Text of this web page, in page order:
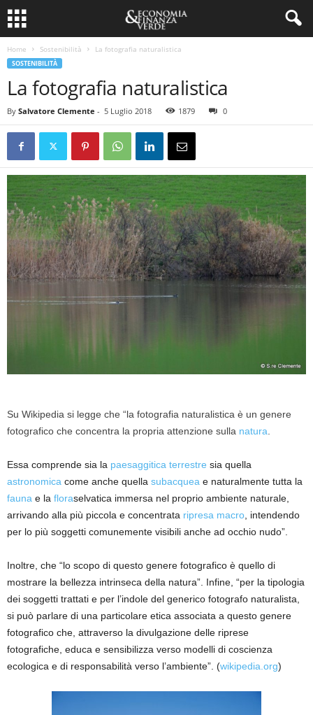
Home Sostenibilità La fotografia naturalistica
SOSTENIBILITÀ
La fotografia naturalistica
By Salvatore Clemente - 5 Luglio 2018 1879 0
Su Wikipedia si legge che “la fotografia naturalistica è un genere
fotografico che concentra la propria attenzione sulla natura.
Essa comprende sia la paesaggitica terrestre sia quella
astronomica come anche quella subacquea e naturalmente tutta la
fauna e la floraselvatica immersa nel proprio ambiente naturale,
arrivando alla più piccola e concentrata ripresa macro, intendendo
per lo più soggetti comunemente visibili anche ad occhio nudo”.
Inoltre, che “lo scopo di questo genere fotografico è quello di
mostrare la bellezza intrinseca della natura”. Infine, “per la tipologia
dei soggetti trattati e per l’indole del generico fotografo naturalista,
si può parlare di una particolare etica associata a questo genere
fotografico che, attraverso la divulgazione delle riprese
fotografiche, educa e sensibilizza verso modelli di coscienza
ecologica e di responsabilità verso l’ambiente”. (wikipedia.org)